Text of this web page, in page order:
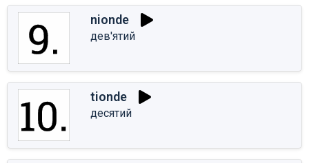
nionde
дев'ятий
tionde
десятий